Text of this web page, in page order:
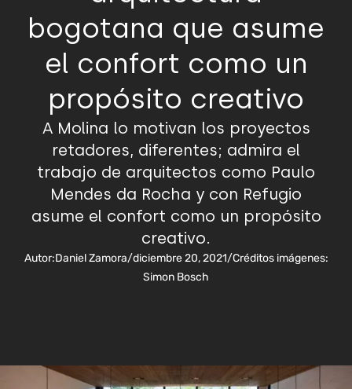
bogotana que asume
el confort como un
propósito creativo
A Molina lo motivan los proyectos
retadores, diferentes; admira el
trabajo de arquitectos como Paulo
Mendes da Rocha y con Refugio
asume el confort como un propósito
creativo.
Autor:Daniel Zamora/diciembre 20, 2021/Créditos imágenes:
Simon Bosch